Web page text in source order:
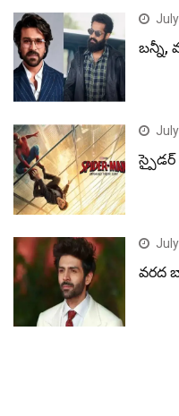
బన్నీ,
స్పైడర్
వరద